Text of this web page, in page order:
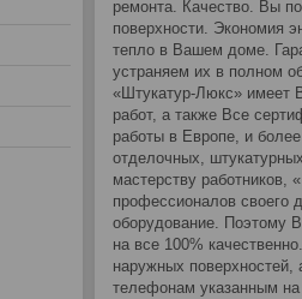
ремонта. Качество. Вы
поверхности. Экономия
тепло в Вашем доме.
устраняем их в полном
«Штукатур-Люкс» имеет
работ, а также Все
работы в Европе, и
отделочных,
мастерству работников,
профессионалов своего
оборудование. Поэтому
на все 100%
наружных
телефонам указанным